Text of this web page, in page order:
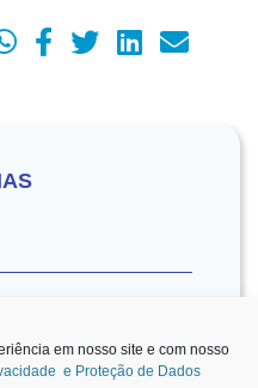
em nosso site e com nosso
e Proteção de Dados